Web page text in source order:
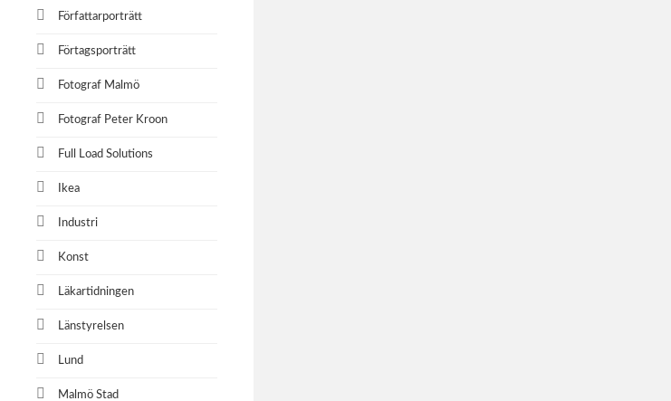
Författarporträtt
Förtagsporträtt
Fotograf Malmö
Fotograf Peter Kroon
Full Load Solutions
Ikea
Industri
Konst
Läkartidningen
Länstyrelsen
Lund
Malmö Stad